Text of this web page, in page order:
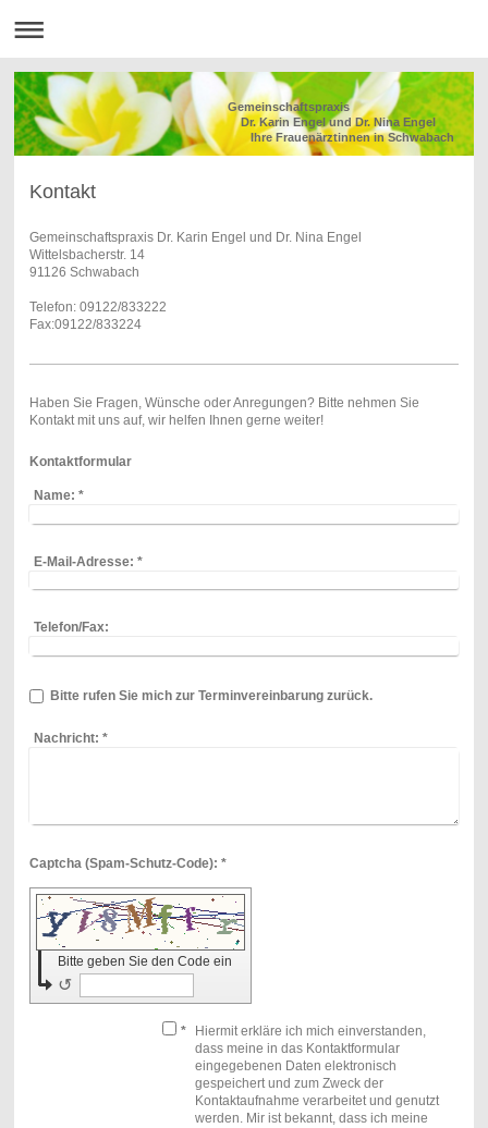
Gemeinschaftspraxis
Dr. Karin Engel und Dr. Nina Engel
Ihre Frauenärztinnen in Schwabach
Kontakt
Gemeinschaftspraxis Dr. Karin Engel und Dr. Nina Engel
Wittelsbacherstr. 14
91126 Schwabach
Telefon: 09122/833222
Fax:09122/833224
Haben Sie Fragen, Wünsche oder Anregungen? Bitte nehmen Sie
Kontakt mit uns auf, wir helfen Ihnen gerne weiter!
Kontaktformular
Name: *
E-Mail-Adresse: *
Telefon/Fax:
Bitte rufen Sie mich zur Terminvereinbarung zurück.
Nachricht: *
Captcha (Spam-Schutz-Code): *
Bitte geben Sie den Code ein
↺
*
Hiermit erkläre ich mich einverstanden,
dass meine in das Kontaktformular
eingegebenen Daten elektronisch
gespeichert und zum Zweck der
Kontaktaufnahme verarbeitet und genutzt
werden. Mir ist bekannt, dass ich meine